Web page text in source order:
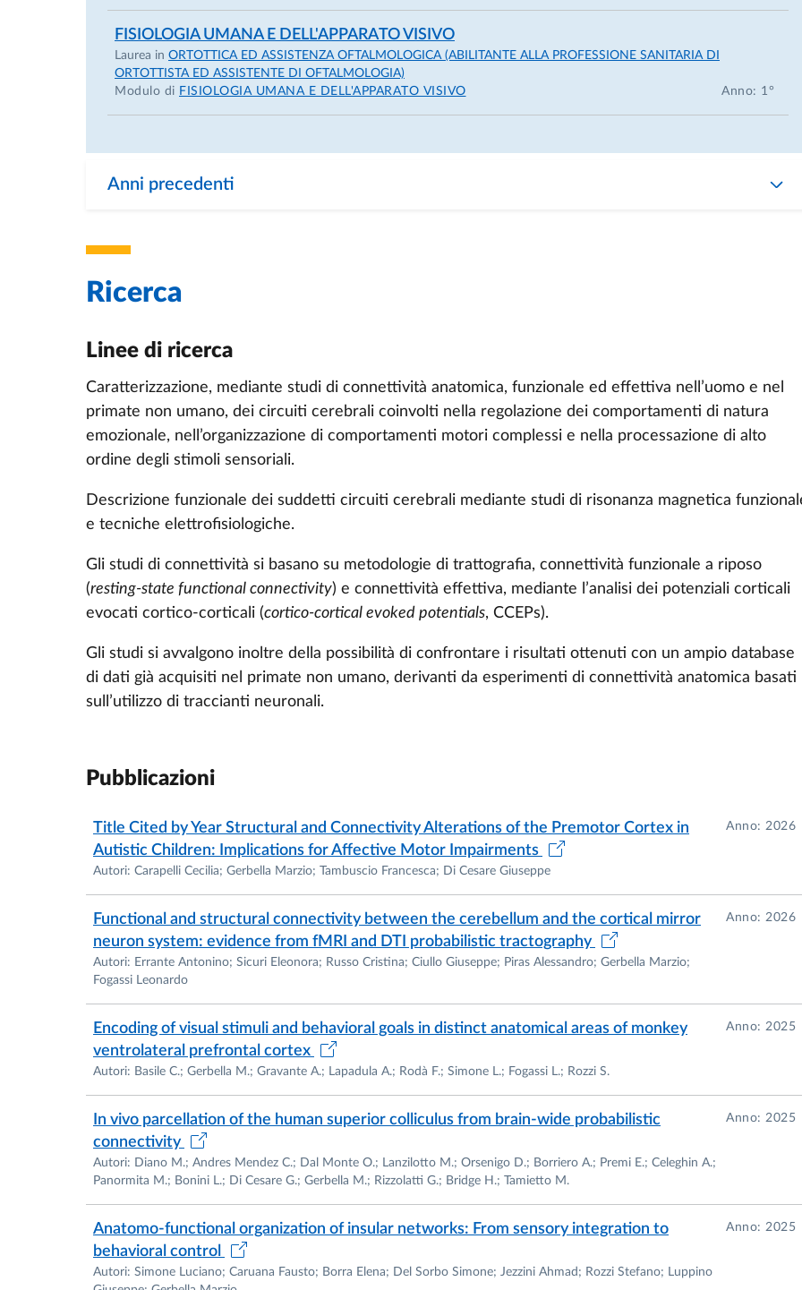
German Primate Center, Gottingen, Germania.
• Titolo conseguito
Certificato Felasa (funzioni A e B) finalizzato a ottenere e a dimostrare l’acquisizione delle
competenze necessarie per l’utilizzo di animali e primati non-umani nella ricerca biomedica, in
Il certificato è stato conseguito a seguito della partecipazione del corso organizzato dall’“European
15/04/2016.
Esperienze lavorative
Data
Dal 31/12/2021 ad oggi.
Dipartimento di Medicina e Chirurgia, Università degli Studi di Parma.
• Tipo di impiego
Professore Associato
•Nome e indirizzo del datore di lavoro
Dipartimento di Medicina e Chirurgia, Università degli Studi di Parma.
•Data
•Nome e indirizzo del datore di lavoro
Dipartimento di Medicina e Chirurgia, Università degli Studi di Parma.
•Tipo di impiego
Assegnista di ricerca.
Responsabile del progetto di ricerca “Caratterizzazione anatomo-funzionale dei circuiti cortico-
corticali e cortico-ganglio basali nelle scimmie”.
•Data
Dal 16/07/2016 al 15/07/2018
FISIOLOGIA UMANA E DELL'APPARATO VISIVO
Laurea in ORTOTTICA ED ASSISTENZA OFTALMOLOGICA (ABILITANTE ALLA PROFESSIONE SANITARIA DI
ORTOTTISTA ED ASSISTENTE DI OFTALMOLOGIA)
Modulo di FISIOLOGIA UMANA E DELL'APPARATO VISIVO Anno: 1°
Anni precedenti
Ricerca
Linee di ricerca
Caratterizzazione, mediante studi di connettività anatomica, funzionale ed effettiva nell’uomo e nel
primate non umano, dei circuiti cerebrali coinvolti nella regolazione dei comportamenti di natura
emozionale, nell’organizzazione di comportamenti motori complessi e nella processazione di alto
ordine degli stimoli sensoriali.
Descrizione funzionale dei suddetti circuiti cerebrali mediante studi di risonanza magnetica
e tecniche elettrofisiologiche.
Gli studi di connettività si basano su metodologie di trattografia, connettività funzionale a riposo
(resting-state functional connectivity) e connettività effettiva, mediante l’analisi dei potenziali corticali
evocati cortico-corticali (cortico-cortical evoked potentials, CCEPs).
Gli studi si avvalgono inoltre della possibilità di confrontare i risultati ottenuti con un ampio database
di dati già acquisiti nel primate non umano, derivanti da esperimenti di connettività anatomica basati
sull’utilizzo di traccianti neuronali.
Pubblicazioni
Title Cited by Year Structural and Connectivity Alterations of the Premotor Cortex in
Autistic Children: Implications for Affective Motor Impairments
Autori: Carapelli Cecilia; Gerbella Marzio; Tambuscio Francesca; Di Cesare Giuseppe
Anno: 2026
Functional and structural connectivity between the cerebellum and the cortical mirror
neuron system: evidence from fMRI and DTI probabilistic tractography
Autori: Errante Antonino; Sicuri Eleonora; Russo Cristina; Ciullo Giuseppe; Piras Alessandro; Gerbella Marzio;
Fogassi Leonardo
Anno: 2026
Encoding of visual stimuli and behavioral goals in distinct anatomical areas of monkey
ventrolateral prefrontal cortex
Autori: Basile C.; Gerbella M.; Gravante A.; Lapadula A.; Rodà F.; Simone L.; Fogassi L.; Rozzi S.
Anno: 2025
In vivo parcellation of the human superior colliculus from brain-wide probabilistic
connectivity
Autori: Diano M.; Andres Mendez C.; Dal Monte O.; Lanzilotto M.; Orsenigo D.; Borriero A.; Premi E.; Celeghin A.;
Panormita M.; Bonini L.; Di Cesare G.; Gerbella M.; Rizzolatti G.; Bridge H.; Tamietto M.
Anno: 2025
Anatomo-functional organization of insular networks: From sensory integration to
behavioral control
Autori: Simone Luciano; Caruana Fausto; Borra Elena; Del Sorbo Simone; Jezzini Ahmad; Rozzi Stefano; Luppino
Anno: 2025